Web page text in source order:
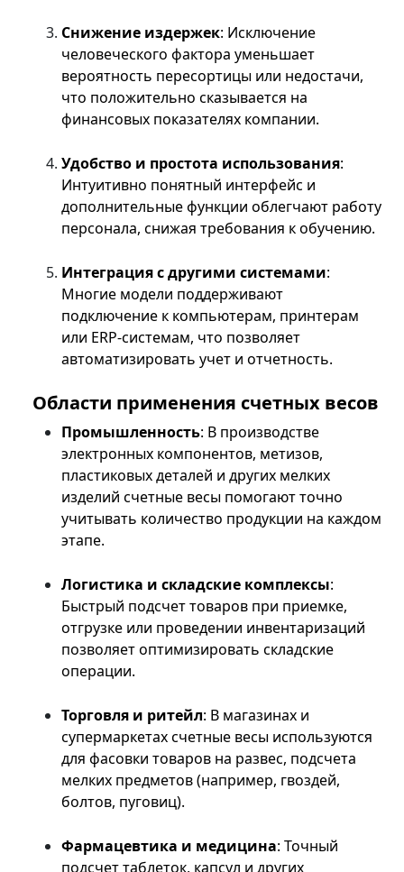
Снижение издержек: Исключение
человеческого фактора уменьшает
вероятность пересортицы или недостачи,
что положительно сказывается на
финансовых показателях компании.
Удобство и простота использования:
Интуитивно понятный интерфейс и
дополнительные функции облегчают работу
персонала, снижая требования к обучению.
Интеграция с другими системами:
Многие модели поддерживают
подключение к компьютерам, принтерам
или ERP-системам, что позволяет
автоматизировать учет и отчетность.
Области применения счетных весов
Промышленность: В производстве
электронных компонентов, метизов,
пластиковых деталей и других мелких
изделий счетные весы помогают точно
учитывать количество продукции на каждом
этапе.
Логистика и складские комплексы:
Быстрый подсчет товаров при приемке,
отгрузке или проведении инвентаризаций
позволяет оптимизировать складские
операции.
Торговля и ритейл: В магазинах и
супермаркетах счетные весы используются
для фасовки товаров на развес, подсчета
мелких предметов (например, гвоздей,
болтов, пуговиц).
Фармацевтика и медицина: Точный
подсчет таблеток, капсул и других